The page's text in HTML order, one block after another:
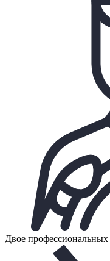
Двое профессиональных